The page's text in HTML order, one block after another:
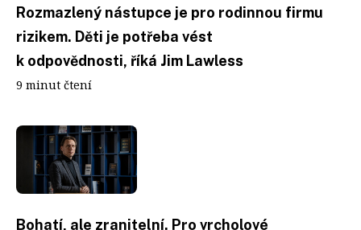
Rozmazlený nástupce je pro rodinnou firmu
rizikem. Děti je potřeba vést
k odpovědnosti, říká Jim Lawless
9 minut čtení
Bohatí, ale zranitelní. Pro vrcholové